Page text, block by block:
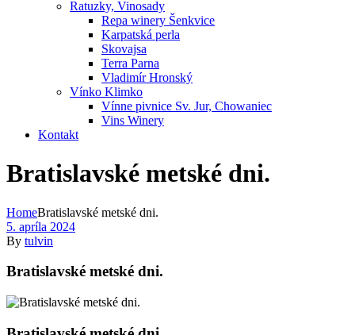
Ratuzky, Vinosady
Repa winery Šenkvice
Karpatská perla
Skovajsa
Terra Parna
Vladimír Hronský
Vínko Klimko
Vínne pivnice Sv. Jur, Chowaniec
Vins Winery
Kontakt
Bratislavské metské dni.
HomeBratislavské metské dni.
5. apríla 2024
By tulvin
Bratislavské metské dni.